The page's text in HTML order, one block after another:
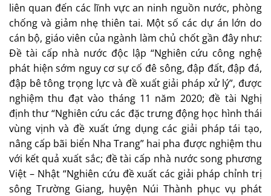
liên quan đến các lĩnh vực an ninh nguồn nước, phòng
chống và giảm nhẹ thiên tai. Một số các dự án lớn do
cán bộ, giáo viên của ngành làm chủ chốt gần đây như:
Đề tài cấp nhà nước độc lập “Nghiên cứu công nghệ
phát hiện sớm nguy cơ sự cố đê sông, đập đất, đập đá,
đập bê tông trọng lực và đề xuất giải pháp xử lý”, được
nghiệm thu đạt vào tháng 11 năm 2020; đề tài Nghị
định thư “Nghiên cứu các đặc trưng động học hình thái
vùng vịnh và đề xuất ứng dụng các giải pháp tái tạo,
nâng cấp bãi biển Nha Trang” hai pha được nghiệm thu
với kết quả xuất sắc; đề tài cấp nhà nước song phương
Việt – Nhật “Nghiên cứu đề xuất các giải pháp chỉnh trị
sông Trường Giang, huyện Núi Thành phục vụ phát